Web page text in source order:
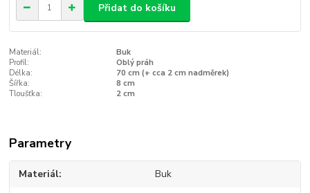
Přidat do košíku
Materiál:
Buk
Profil:
Oblý práh
Délka:
70 cm (+ cca 2 cm nadměrek)
Šířka:
8 cm
Tloušťka:
2 cm
Parametry
Materiál Buk